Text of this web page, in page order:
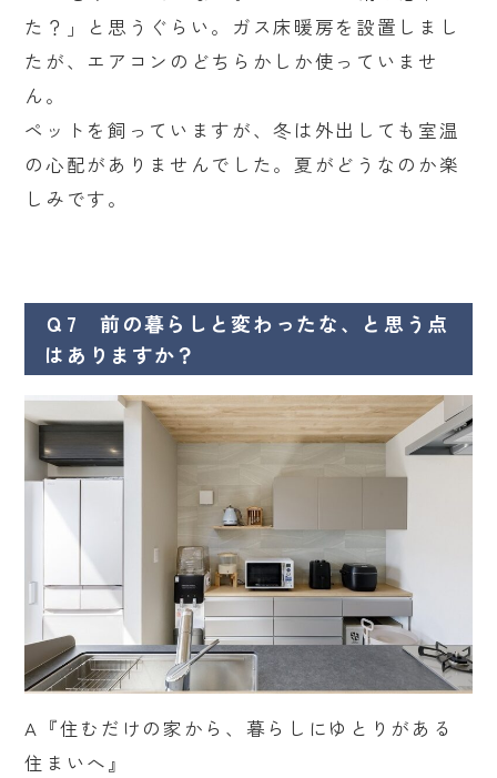
た？」と思うぐらい。ガス床暖房を設置しまし
たが、エアコンのどちらかしか使っていませ
ん。
ペットを飼っていますが、冬は外出しても室温
の心配がありませんでした。夏がどうなのか楽
しみです。
Ｑ7 前の暮らしと変わったな、と思う点
はありますか？
A『住むだけの家から、暮らしにゆとりがある
住まいへ』